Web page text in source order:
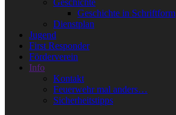
Geschichte
Geschichte in Schriftform
Dienstplan
Jugend
First Responder
Förderverein
Info
Kontakt
Feuerwehr mal anders…
Sicherheitstipps